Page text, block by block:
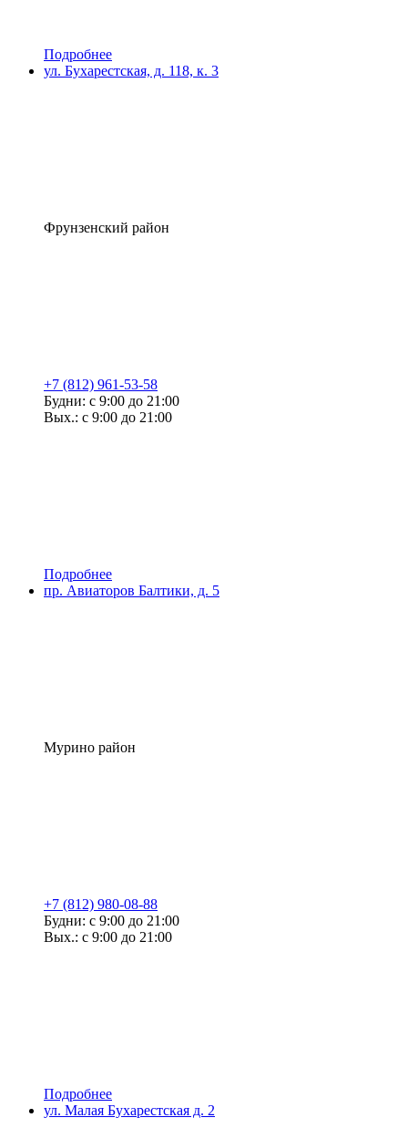
Подробнее
ул. Бухарестская, д. 118, к. 3
Фрунзенский район
+7 (812) 961-53-58
Будни: с 9:00 до 21:00
Вых.: с 9:00 до 21:00
Подробнее
пр. Авиаторов Балтики, д. 5
Мурино район
+7 (812) 980-08-88
Будни: с 9:00 до 21:00
Вых.: с 9:00 до 21:00
Подробнее
ул. Малая Бухарестская д. 2